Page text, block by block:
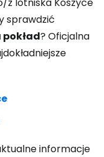
sprawdzić
? Oficjalna
informacje